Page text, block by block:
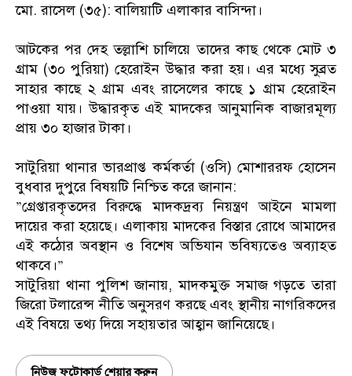
​মো. রাসেল (৩৫): বালিয়াটি এলাকার বাসিন্দা।
​আটকের পর দেহ তল্লাশি চালিয়ে তাদের কাছ থেকে মোট ৩
গ্রাম (৩০ পুরিয়া) হেরোইন উদ্ধার করা হয়। এর মধ্যে সুব্রত
সাহার কাছে ২ গ্রাম এবং রাসেলের কাছে ১ গ্রাম হেরোইন
পাওয়া যায়। উদ্ধারকৃত এই মাদকের আনুমানিক বাজারমূল্য
প্রায় ৩০ হাজার টাকা।
​সাটুরিয়া থানার ভারপ্রাপ্ত কর্মকর্তা (ওসি) মোশাররফ হোসেন
বুধবার দুপুরে বিষয়টি নিশ্চিত করে জানান:
​”গ্রেপ্তারকৃতদের বিরুদ্ধে মাদকদ্রব্য নিয়ন্ত্রণ আইনে মামলা
দায়ের করা হয়েছে। এলাকায় মাদকের বিস্তার রোধে আমাদের
এই কঠোর অবস্থান ও বিশেষ অভিযান ভবিষ্যতেও অব্যাহত
থাকবে।”
​সাটুরিয়া থানা পুলিশ জানায়, মাদকমুক্ত সমাজ গড়তে তারা
জিরো টলারেন্স নীতি অনুসরণ করছে এবং স্থানীয় নাগরিকদের
এই বিষয়ে তথ্য দিয়ে সহায়তার আহ্বান জানিয়েছে।
নিউজ ফটোকার্ড শেয়ার করুন